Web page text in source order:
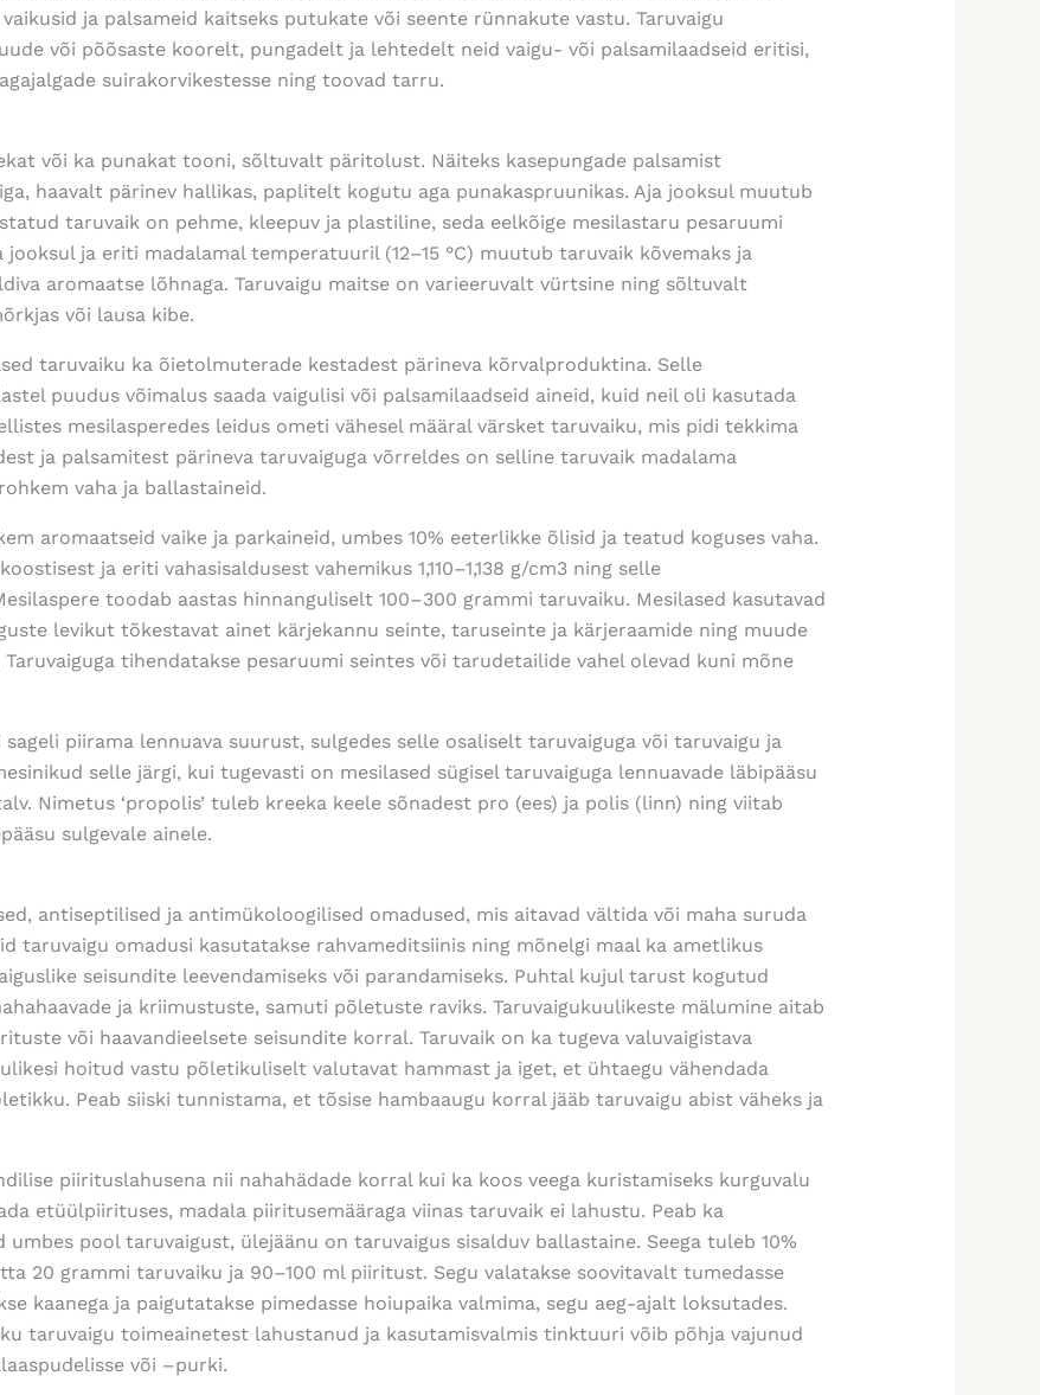
ja palsameid kaitseks putukate või seente rünnakute vastu. Taruvaigu
või põõsaste koorelt, pungadelt ja lehtedelt neid vaigu- või palsamilaadseid eritisi,
suirakorvikestesse ning toovad tarru.
või ka punakat tooni, sõltuvalt päritolust. Näiteks kasepungade palsamist
haavalt pärinev hallikas, paplitelt kogutu aga punakaspruunikas. Aja jooksul muutub
taruvaik on pehme, kleepuv ja plastiline, seda eelkõige mesilastaru pesaruumi
ja eriti madalamal temperatuuril (12–15 °C) muutub taruvaik kõvemaks ja
aromaatse lõhnaga. Taruvaigu maitse on varieeruvalt vürtsine ning sõltuvalt
või lausa kibe.
taruvaiku ka õietolmuterade kestadest pärineva kõrvalproduktina. Selle
puudus võimalus saada vaigulisi või palsamilaadseid aineid, kuid neil oli kasutada
mesilasperedes leidus ometi vähesel määral värsket taruvaiku, mis pidi tekkima
ja palsamitest pärineva taruvaiguga võrreldes on selline taruvaik madalama
vaha ja ballastaineid.
aromaatseid vaike ja parkaineid, umbes 10% eeterlikke õlisid ja teatud koguses vaha.
ja eriti vahasisaldusest vahemikus 1,110–1,138 g/cm3 ning selle
toodab aastas hinnanguliselt 100–300 grammi taruvaiku. Mesilased kasutavad
levikut tõkestavat ainet kärjekannu seinte, taruseinte ja kärjeraamide ning muude
tihendatakse pesaruumi seintes või tarudetailide vahel olevad kuni mõne
sageli piirama lennuava suurust, sulgedes selle osaliselt taruvaiguga või taruvaigu ja
selle järgi, kui tugevasti on mesilased sügisel taruvaiguga lennuavade läbipääsu
Nimetus ‘propolis’ tuleb kreeka keele sõnadest pro (ees) ja polis (linn) ning viitab
sulgevale ainele.
antiseptilised ja antimükoloogilised omadused, mis aitavad vältida või maha suruda
taruvaigu omadusi kasutatakse rahvameditsiinis ning mõnelgi maal ka ametlikus
seisundite leevendamiseks või parandamiseks. Puhtal kujul tarust kogutud
ja kriimustuste, samuti põletuste raviks. Taruvaigukuulikeste mälumine aitab
või haavandieelsete seisundite korral. Taruvaik on ka tugeva valuvaigistava
hoitud vastu põletikuliselt valutavat hammast ja iget, et ühtaegu vähendada
Peab siiski tunnistama, et tõsise hambaaugu korral jääb taruvaigu abist väheks ja
piirituslahusena nii nahahädade korral kui ka koos veega kuristamiseks kurguvalu
etüülpiirituses, madala piiritusemääraga viinas taruvaik ei lahustu. Peab ka
pool taruvaigust, ülejäänu on taruvaigus sisalduv ballastaine. Seega tuleb 10%
20 grammi taruvaiku ja 90–100 ml piiritust. Segu valatakse soovitavalt tumedasse
kaanega ja paigutatakse pimedasse hoiupaika valmima, segu aeg-ajalt loksutades.
taruvaigu toimeainetest lahustanud ja kasutamisvalmis tinktuuri võib põhja vajunud
või –purki.